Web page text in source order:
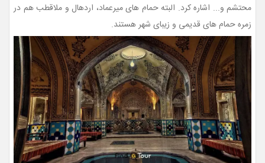
محتشم و... اشاره کرد. البته حمام های میرعماد، اردهال و ملاقطب هم در
زمره حمام های قدیمی و زیبای شهر هستند.